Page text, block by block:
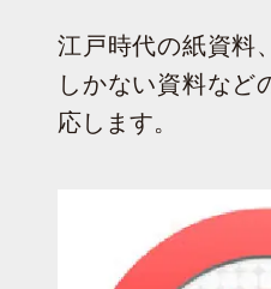
江戸時代の紙資料
しかない資料など
応します。